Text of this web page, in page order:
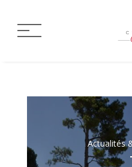
Actualités